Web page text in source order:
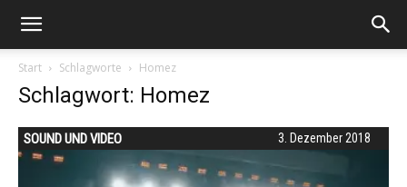
Start Schlagworte Homez
Schlagwort: Homez
3. Dezember 2018
SOUND UND VIDEO